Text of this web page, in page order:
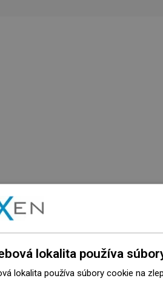
lokalita používa
lokalita používa súbory cookie na